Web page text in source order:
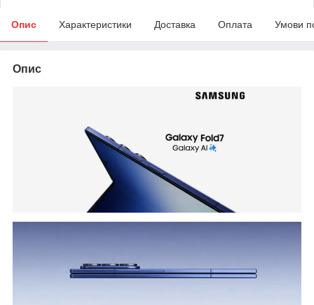
Опис Характеристики Доставка Оплата Умови
Опис